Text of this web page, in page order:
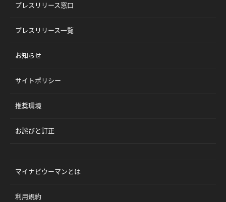
プレスリリース窓口
プレスリリース一覧
お知らせ
サイトポリシー
推奨環境
お詫びと訂正
マイナビウーマンとは
利用規約